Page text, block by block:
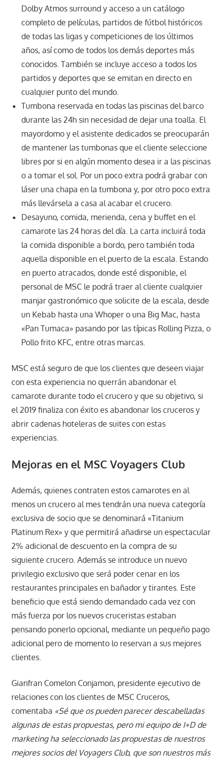
Dolby Atmos surround y acceso a un catálogo
completo de películas, partidos de fútbol históricos
de todas las ligas y competiciones de los últimos
años, así como de todos los demás deportes más
conocidos. También se incluye acceso a todos los
partidos y deportes que se emitan en directo en
cualquier punto del mundo.
Tumbona reservada en todas las piscinas del barco
durante las 24h sin necesidad de dejar una toalla. El
mayordomo y el asistente dedicados se preocuparán
de mantener las tumbonas que el cliente seleccione
libres por si en algún momento desea ir a las piscinas
o a tomar el sol. Por un poco extra podrá grabar con
láser una chapa en la tumbona y, por otro poco extra
más llevársela a casa al acabar el crucero.
Desayuno, comida, merienda, cena y buffet en el
camarote las 24 horas del día. La carta incluirá toda
la comida disponible a bordo, pero también toda
aquella disponible en el puerto de la escala. Estando
en puerto atracados, donde esté disponible, el
personal de MSC le podrá traer al cliente cualquier
manjar gastronómico que solicite de la escala, desde
un Kebab hasta una Whoper o una Big Mac, hasta
«Pan Tumaca» pasando por las típicas Rolling Pizza, o
Pollo frito KFC, entre otras marcas.
MSC está seguro de que los clientes que deseen viajar
con esta experiencia no querrán abandonar el
camarote durante todo el crucero y que su objetivo, si
el 2019 finaliza con éxito es abandonar los cruceros y
abrir cadenas hoteleras de suites con estas
experiencias.
Mejoras en el MSC Voyagers Club
Además, quienes contraten estos camarotes en al
menos un crucero al mes tendrán una nueva categoría
exclusiva de socio que se denominará «Titanium
Platinum Rex» y que permitirá añadirse un espectacular
2% adicional de descuento en la compra de su
siguiente crucero. Además se introduce un nuevo
privilegio exclusivo que será poder cenar en los
restaurantes principales en bañador y tirantes. Este
beneficio que está siendo demandado cada vez con
más fuerza por los nuevos cruceristas estaban
pensando ponerlo opcional, mediante un pequeño pago
adicional pero de momento lo reservan a sus mejores
clientes.
Gianfran Comelon Conjamon, presidente ejecutivo de
relaciones con los clientes de MSC Cruceros,
comentaba «Sé que os pueden parecer descabelladas
algunas de estas propuestas, pero mi equipo de I+D de
marketing ha seleccionado las propuestas de nuestros
mejores socios del Voyagers Club, que son nuestros más